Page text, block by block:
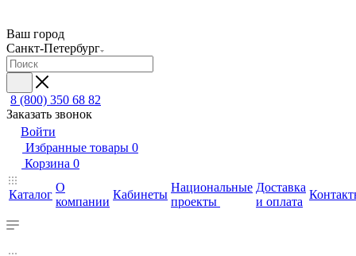
Ваш город
Санкт-Петербург
8 (800) 350 68 82
Заказать звонок
Войти
Избранные товары 0
Корзина 0
Каталог
О
компании
Кабинеты
Национальные
проекты
Доставка
и оплата